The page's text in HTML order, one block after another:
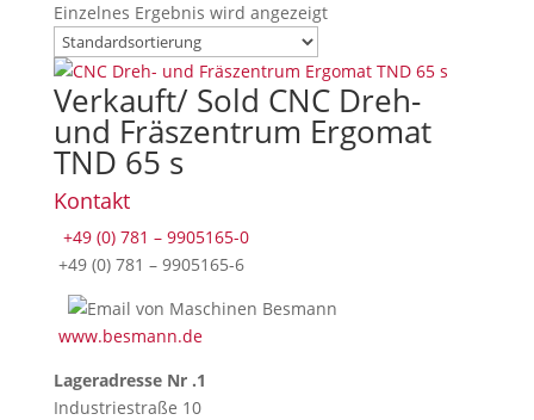
Einzelnes Ergebnis wird angezeigt
Verkauft/ Sold CNC Dreh-
und Fräszentrum Ergomat
TND 65 s
Kontakt
+49 (0) 781 – 9905165-0
+49 (0) 781 – 9905165-6
www.besmann.de
Lageradresse Nr .1
Industriestraße 10